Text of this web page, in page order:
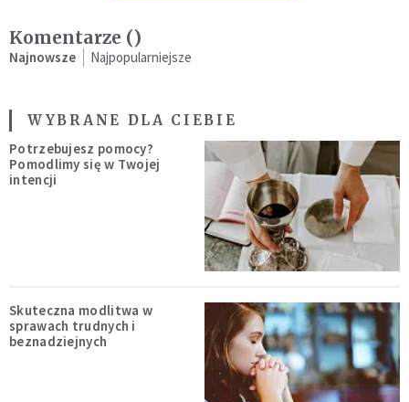
Komentarze ()
Najnowsze Najpopularniejsze
WYBRANE DLA CIEBIE
Potrzebujesz pomocy?
Pomodlimy się w Twojej
intencji
Skuteczna modlitwa w
sprawach trudnych i
beznadziejnych